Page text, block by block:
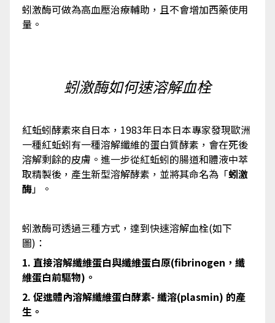
蚓激酶可做為高血壓治療輔助，且不會增加西藥使用
量。
蚓激酶如何速溶解血栓
紅蚯蚓酵素來自日本，1983年日本日本專家發現歐洲
一種紅蚯蚓有一種溶解纖維的蛋白質酵素，會在死後
溶解剩餘的皮膚。進一步從紅蚯蚓的腸道和體液中萃
取精製後，產生新型溶解酵素，並將其命名為「蚓激
酶」。
蚓激酶可透過三種方式，達到快速溶解血栓(如下
圖)：
1. 直接溶解纖維蛋白與纖維蛋白原(fibrinogen，纖
維蛋白前驅物)。
2. 促進體內溶解纖維蛋白酵素- 纖溶(plasmin) 的產
生。